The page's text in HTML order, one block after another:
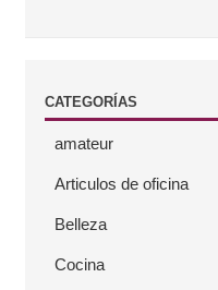
CATEGORÍAS
amateur
Articulos de oficina
Belleza
Cocina